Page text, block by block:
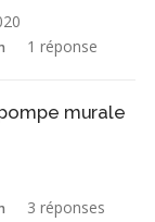
1 réponse
murale
3 réponses